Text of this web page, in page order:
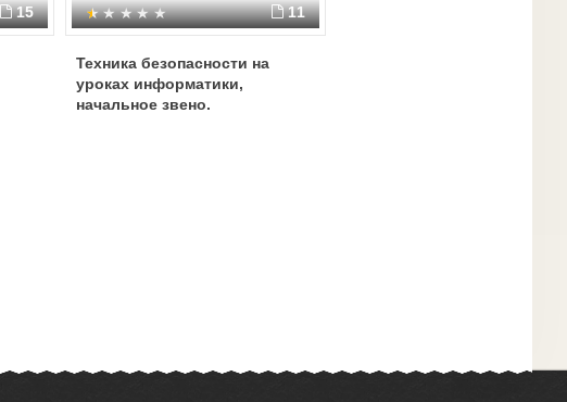
15 11
Техника безопасности на
уроках информатики,
начальное звено.